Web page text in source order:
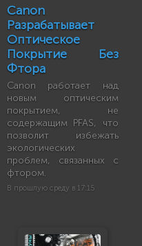
Canon
Разрабатывает
Оптическое
Покрытие Без
Фтора
Canon работает над
новым оптическим
покрытием, не
содержащим PFAS, что
позволит избежать
экологических
проблем, связанных с
фтором.
В прошлую среду в 17:15